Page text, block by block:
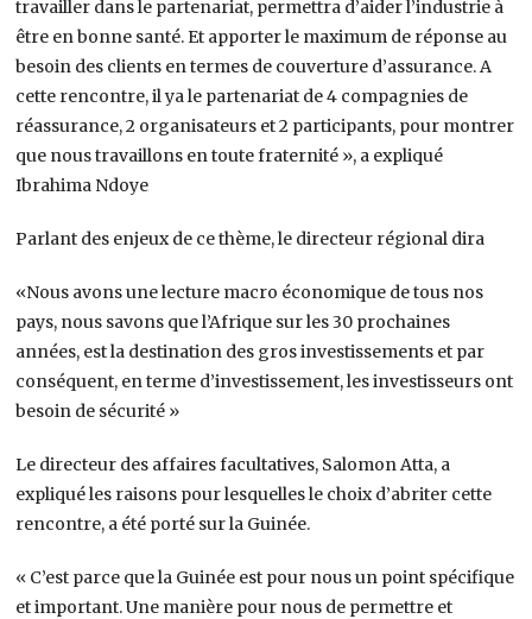
travailler dans le partenariat, permettra d’aider l’industrie à
être en bonne santé. Et apporter le maximum de réponse au
besoin des clients en termes de couverture d’assurance. A
cette rencontre, il ya le partenariat de 4 compagnies de
réassurance, 2 organisateurs et 2 participants, pour montrer
que nous travaillons en toute fraternité », a expliqué
Ibrahima Ndoye
Parlant des enjeux de ce thème, le directeur régional dira
«Nous avons une lecture macro économique de tous nos
pays, nous savons que l’Afrique sur les 30 prochaines
années, est la destination des gros investissements et par
conséquent, en terme d’investissement, les investisseurs ont
besoin de sécurité »
Le directeur des affaires facultatives, Salomon Atta, a
expliqué les raisons pour lesquelles le choix d’abriter cette
rencontre, a été porté sur la Guinée.
« C’est parce que la Guinée est pour nous un point spécifique
et important. Une manière pour nous de permettre et